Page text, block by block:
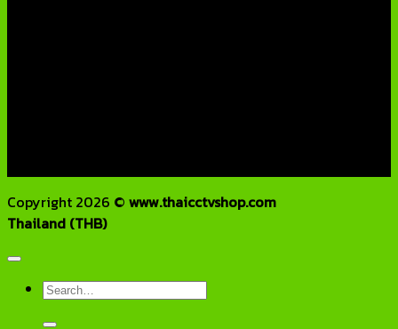
Copyright 2026 © www.thaicctvshop.com
Thailand (THB)
Search